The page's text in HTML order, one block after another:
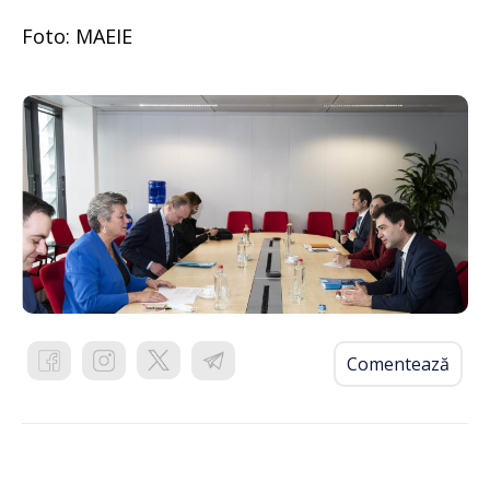
Foto: MAEIE
Comentează